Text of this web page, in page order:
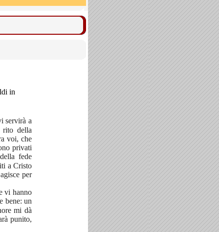
in
servirà a
rito della
voi, che
privati
fede
a Cristo
per
vi hanno
bene: un
mi dà
punito,